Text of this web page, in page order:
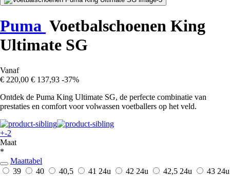
Puma Voetbalschoenen King
Ultimate SG
Vanaf
€ 220,00 € 137,93 -37%
Ontdek de Puma King Ultimate SG, de perfecte combinatie van
prestaties en comfort voor volwassen voetballers op het veld.
+-2
Maat
*
Maattabel
39
40 40,5 41 24u 42 24u 42,5 24u 43 24u